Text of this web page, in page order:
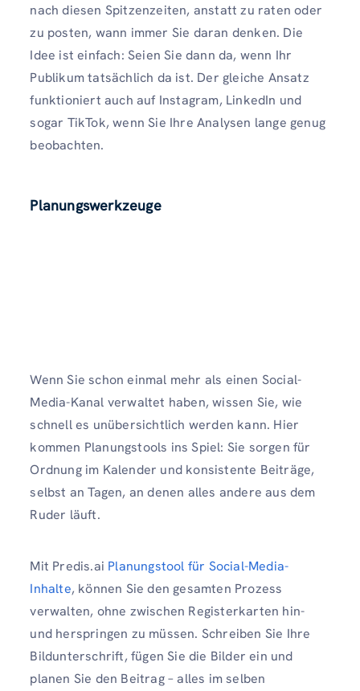
nach diesen Spitzenzeiten, anstatt zu raten oder
zu posten, wann immer Sie daran denken. Die
Idee ist einfach: Seien Sie dann da, wenn Ihr
Publikum tatsächlich da ist. Der gleiche Ansatz
funktioniert auch auf Instagram, LinkedIn und
sogar TikTok, wenn Sie Ihre Analysen lange genug
beobachten.
Planungswerkzeuge
Wenn Sie schon einmal mehr als einen Social-
Media-Kanal verwaltet haben, wissen Sie, wie
schnell es unübersichtlich werden kann. Hier
kommen Planungstools ins Spiel: Sie sorgen für
Ordnung im Kalender und konsistente Beiträge,
selbst an Tagen, an denen alles andere aus dem
Ruder läuft.
Mit Predis.ai Planungstool für Social-Media-
Inhalte, können Sie den gesamten Prozess
verwalten, ohne zwischen Registerkarten hin-
und herspringen zu müssen. Schreiben Sie Ihre
Bildunterschrift, fügen Sie die Bilder ein und
planen Sie den Beitrag – alles im selben